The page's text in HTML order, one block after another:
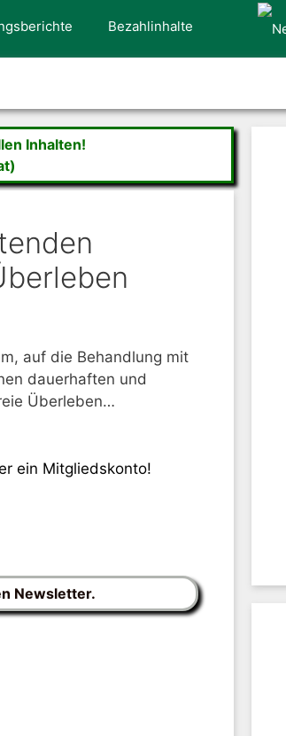
Bezahlinhalte
Inhalten!
auf die Behandlung mit
dauerhaften und
Überleben…
ein Mitgliedskonto!
Newsletter.